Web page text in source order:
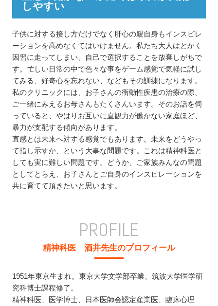
しやすい
子供に対する接し方だけでなく肝心の親自身もインスピレ
ーションを高めなくてはいけません。私たち大人はとかく
因習に走ってしまい、自己で選択することを放棄しがちで
す。忙しい日常の中で色々な事をゲーム感覚で気軽に試し
てみる、好奇心を忘れない、などもその訓練になります。
私のクリニックには、お子さんの衝動性疾患の治療の際、
ご一緒にみえるお母さんもたくさんいます。そのお話を伺
っていると、やはりお互いに直観力が働かない家庭ほど、
暴力が支配する傾向があります。
直感とは未来へ対する感覚でもあります。未来をどうやっ
て指し示すか、という大事な問題です。これは精神科医と
しても実に難しい問題です。どうか、ご家族みんなの問題
としてとらえ、お子さんとご自身のインスピレーションを
共に育てて頂きたいと思います。
PROFILE
精神科医 酒井先生のプロフィール
1951年東京生まれ。東京大学文学部卒業、筑波大学医学研
究科博士課程修了。
精神科医、医学博士、日本医師会認定産業医、臨床心理